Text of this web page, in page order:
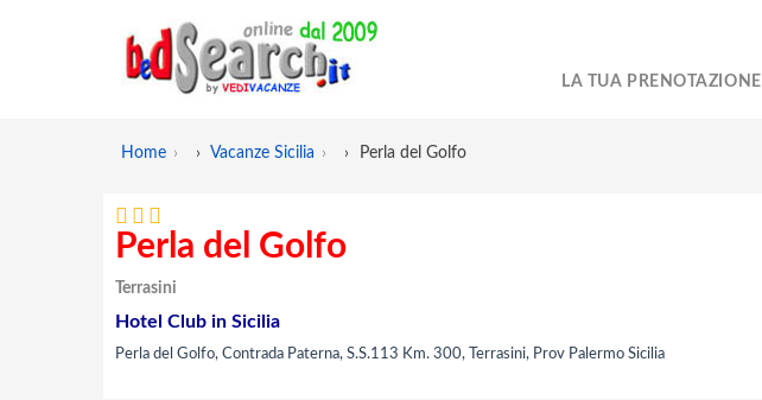
LA TUA PRENOTAZIONE
Home › Vacanze Sicilia › Perla del Golfo
Perla del Golfo
Terrasini
Hotel Club in Sicilia
Perla del Golfo, Contrada Paterna, S.S.113 Km. 300, Terrasini, Prov Palermo Sicilia